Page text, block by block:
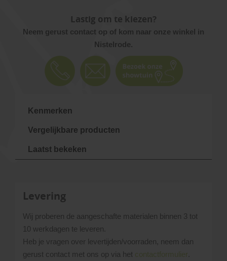
Lastig om te kiezen?
Neem gerust contact op of kom naar onze winkel in
Nistelrode.
Kenmerken
Vergelijkbare producten
Laatst bekeken
Levering
Wij proberen de aangeschafte materialen binnen 3 tot
10 werkdagen te leveren.
Heb je vragen over levertijden/voorraden, neem dan
gerust contact met ons op via het contactformulier